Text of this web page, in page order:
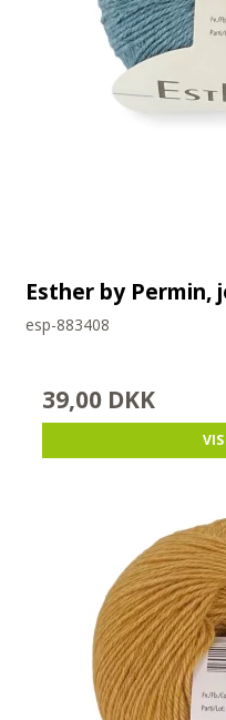
Esther by Permin,
esp-883408
39,00 DKK